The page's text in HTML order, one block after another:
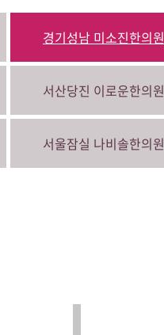
경기성남 미소진한의원
서산당진 이로운한의원
서울잠실 나비솔한의원